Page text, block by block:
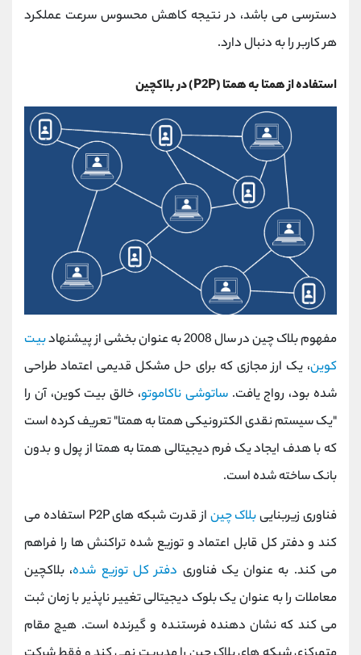
دسترسی می باشد، در نتیجه کاهش محسوس سرعت عملکرد
هر کاربر را به دنبال دارد.
استفاده از همتا به همتا (P2P) در بلاکچین
مفهوم بلاک چین در سال 2008 به عنوان بخشی از پیشنهاد
بیت
کوین، یک ارز مجازی که برای حل مشکل قدیمی اعتماد طراحی
شده بود، رواج یافت.ساتوشی ناکاموتو، خالق بیت کوین، آن را
"یک سیستم نقدی الکترونیکی همتا به همتا" تعریف کرده است
که با هدف ایجاد یک فرم دیجیتالی همتا به همتا از پول و بدون
بانک ساخته شده است.
فناوری زیربناییبلاک چین
از قدرت شبکه های P2P استفاده می
کند و دفتر کل قابل اعتماد و توزیع شده تراکنش ها را فراهم
می کند. به عنوان یک فناوری دفتر کل توزیع شده، بلاکچین
معاملات را به عنوان یک بلوک دیجیتالی تغییر ناپذیر با زمان ثبت
می کند که نشان دهنده فرستنده و گیرنده است. هیچ مقام